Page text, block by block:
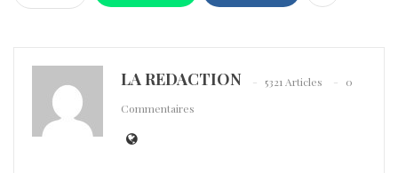
LA REDACTION 5321 Articles
0
Commentaires